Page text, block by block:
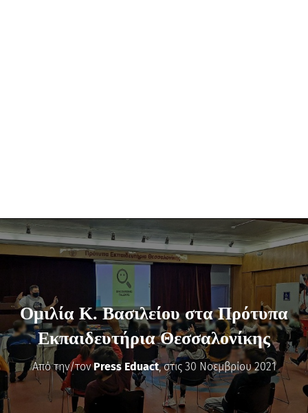
Ομιλία Κ. Βασιλείου στα Πρότυπα
Εκπαιδευτήρια Θεσσαλονίκης
Από την/τονPress Eduact, στις 30 Νοεμβρίου 2021